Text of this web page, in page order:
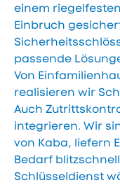
einem
Einbruch
passende
Von
realisieren wir
Auch
integrieren. Wir
von Kaba, liefern
Bedarf
Schlüsseldienst